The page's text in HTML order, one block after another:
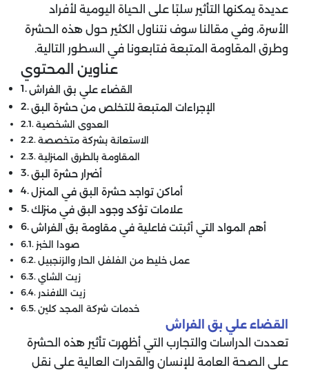
عديدة يمكنها التأثير سلبًا على الحياة اليومية لأفراد
الأسرة، وفي مقالنا سوف نتناول الكثير حول هذه الحشرة
وطرق المقاومة المتبعة فتابعونا في السطور التالية.
عناوين المحتوي
القضاء علي بق الفراش
الإجراءات المتبعة للتخلص من حشرة البق
العدوى الشخصية
الاستعانة بشركة متخصصة
المقاومة بالطرق المنزلية
أضرار حشرة البق
أماكن تواجد حشرة البق في المنزل
علامات تؤكد وجود البق في منزلك
أهم المواد التي أثبتت فاعلية في مقاومة بق الفراش
صودا الخبز
عمل خليط من الفلفل الحار والزنجبيل
زيت الشاي
زيت اللافندر
خدمات شركة المجد كلين
القضاء علي بق الفراش
تعددت الدراسات والتجارب التي أظهرت تأثير هذه الحشرة
على الصحة العامة للإنسان والقدرات العالية على نقل